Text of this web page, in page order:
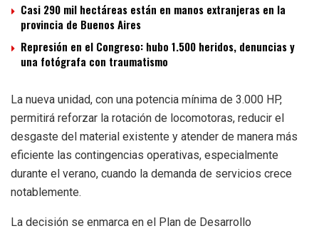
Casi 290 mil hectáreas están en manos extranjeras en la
provincia de Buenos Aires
Represión en el Congreso: hubo 1.500 heridos, denuncias y
una fotógrafa con traumatismo
La nueva unidad, con una potencia mínima de 3.000 HP,
permitirá reforzar la rotación de locomotoras, reducir el
desgaste del material existente y atender de manera más
eficiente las contingencias operativas, especialmente
durante el verano, cuando la demanda de servicios crece
notablemente.
La decisión se enmarca en el Plan de Desarrollo